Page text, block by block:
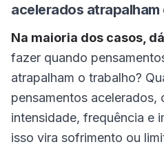
acelerados atrapalham
Na maioria dos casos,
fazer quando
atrapalham o trabalho?
pensamentos acelerados,
intensidade, frequência e
isso vira sofrimento ou